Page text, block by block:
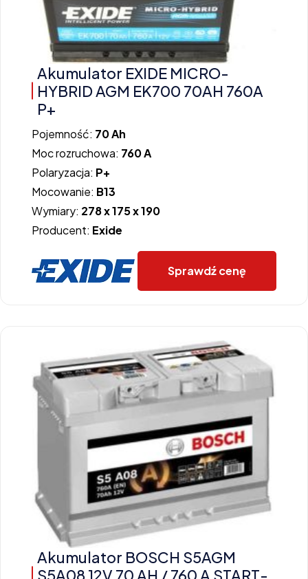
Akumulator EXIDE MICRO-
HYBRID AGM EK700 70AH 760A
P+
Pojemność: 70 Ah
Moc rozruchowa: 760 A
Polaryzacja: P+
Mocowanie: B13
Wymiary: 278 x 175 x 190
Producent: Exide
Sprawdź cenę
Akumulator BOSCH S5AGM
S5A08 12V 70 AH / 760 A START-